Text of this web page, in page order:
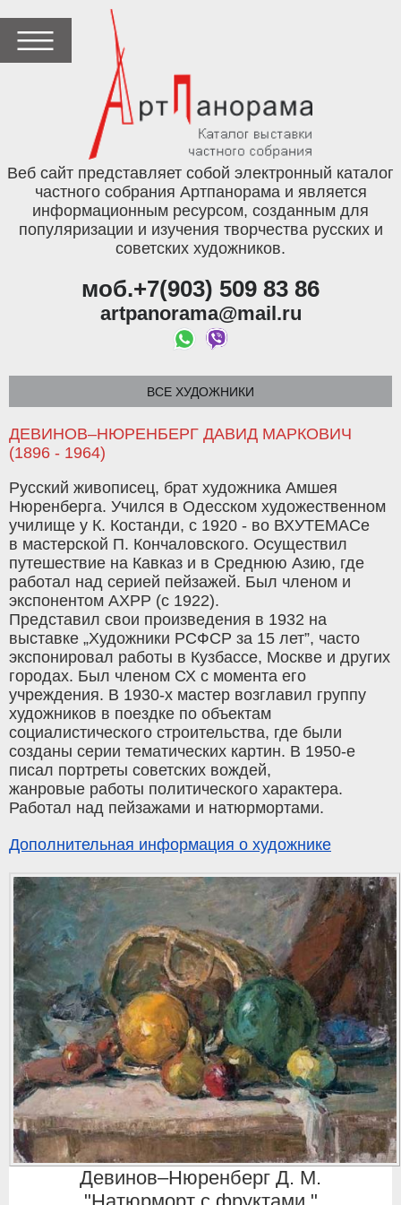
Веб сайт представляет собой электронный каталог
частного собрания Артпанорама и является
информационным ресурсом, созданным для
популяризации и изучения творчества русских и
советских художников.
моб.+7(903) 509 83 86
artpanorama@mail.ru
ВСЕ ХУДОЖНИКИ
ДЕВИНОВ–НЮРЕНБЕРГ ДАВИД МАРКОВИЧ
(1896 - 1964)
Русский живописец, брат художника Амшея
Нюренберга. Учился в Одесском художественном
училище у К. Костанди, с 1920 - во ВХУТЕМАСе
в мастерской П. Кончаловского. Осуществил
путешествие на Кавказ и в Среднюю Азию, где
работал над серией пейзажей. Был членом и
экспонентом АХРР (с 1922).
Представил свои произведения в 1932 на
выставке „Художники РСФСР за 15 лет”, часто
экспонировал работы в Кузбассе, Москве и других
городах. Был членом СХ с момента его
учреждения. В 1930-х мастер возглавил группу
художников в поездке по объектам
социалистического строительства, где были
созданы серии тематических картин. В 1950-е
писал портреты советских вождей,
жанровые работы политического характера.
Работал над пейзажами и натюрмортами.
Дополнительная информация о художнике
Девинов–Нюренберг Д. М.